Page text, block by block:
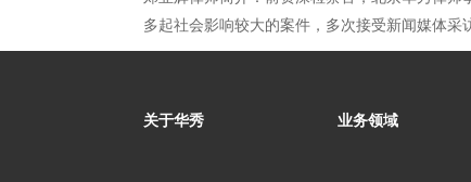
多起社会影响较大的案件，多次接受新闻媒体采
关于华秀 业务领域